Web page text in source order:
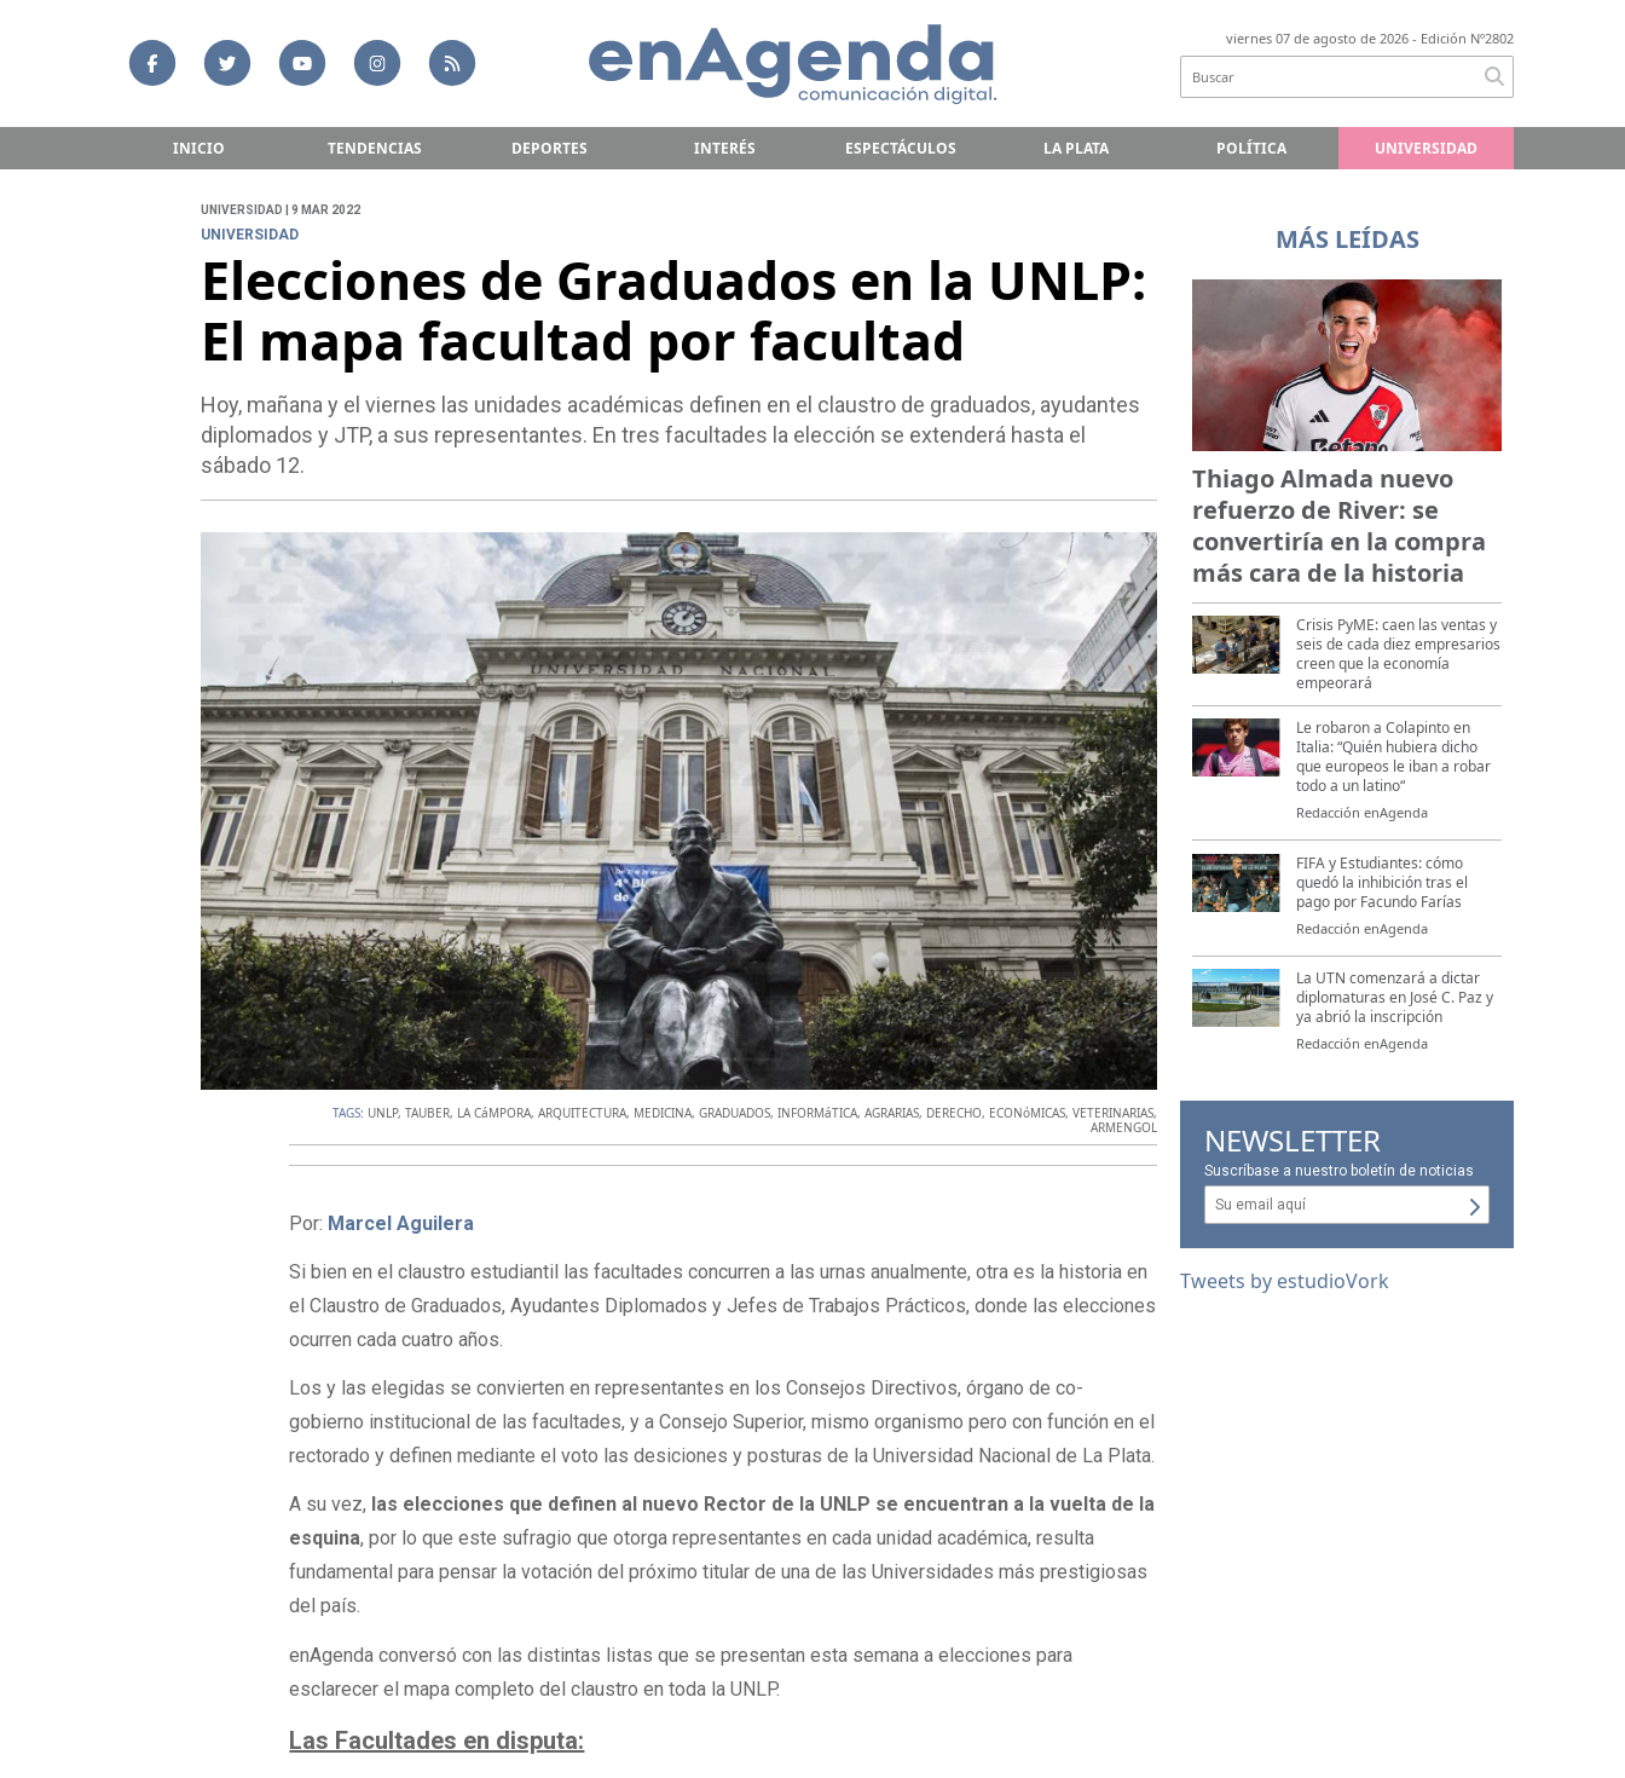
viernes 07 de agosto de 2026 - Edición Nº2802
INICIO TENDENCIAS DEPORTES INTERÉS ESPECTÁCULOS LA PLATA POLÍTICA UNIVERSIDAD
UNIVERSIDAD | 9 MAR 2022
UNIVERSIDAD
Elecciones de Graduados en la UNLP:
El mapa facultad por facultad
Hoy, mañana y el viernes las unidades académicas definen en el claustro de graduados, ayudantes
diplomados y JTP, a sus representantes. En tres facultades la elección se extenderá hasta el
sábado 12.
TAGS: UNLP,TAUBER, LA CáMPORA,ARQUITECTURA, MEDICINA,GRADUADOS,INFORMáTICA,AGRARIAS, DERECHO, ECONóMICAS,VETERINARIAS,
ARMENGOL
Por: Marcel Aguilera
Si bien en el claustro estudiantil las facultades concurren a las urnas anualmente, otra es la historia en
el Claustro de Graduados, Ayudantes Diplomados y Jefes de Trabajos Prácticos, donde las elecciones
ocurren cada cuatro años.
Los y las elegidas se convierten en representantes en los Consejos Directivos, órgano de co-
gobierno institucional de las facultades, y a Consejo Superior, mismo organismo pero con función en el
rectorado y definen mediante el voto las desiciones y posturas de la Universidad Nacional de La Plata.
A su vez, las elecciones que definen al nuevo Rector de la UNLP se encuentran a la vuelta de la
esquina, por lo que este sufragio que otorga representantes en cada unidad académica, resulta
fundamental para pensar la votación del próximo titular de una de las Universidades más prestigiosas
del país.
enAgenda conversó con las distintas listas que se presentan esta semana a elecciones para
esclarecer el mapa completo del claustro en toda la UNLP.
Las Facultades en disputa:
MÁS LEÍDAS
Thiago Almada nuevo
refuerzo de River: se
convertiría en la compra
más cara de la historia
Crisis PyME: caen las ventas y
seis de cada diez empresarios
creen que la economía
empeorará
Le robaron a Colapinto en
Italia: “Quién hubiera dicho
que europeos le iban a robar
todo a un latino“
Redacción enAgenda
FIFA y Estudiantes: cómo
quedó la inhibición tras el
pago por Facundo Farías
Redacción enAgenda
La UTN comenzará a dictar
diplomaturas en José C. Paz y
ya abrió la inscripción
Redacción enAgenda
NEWSLETTER
Suscríbase a nuestro boletín de noticias
Tweets by estudioVork